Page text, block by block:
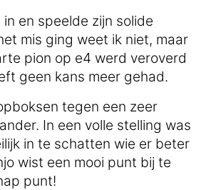
en speelde zijn solide
mis ging weet ik niet, maar
pion op e4 werd veroverd
geen kans meer gehad.
tegen een zeer
In een volle stelling was
in te schatten wie er beter
wist een mooi punt bij te
punt!